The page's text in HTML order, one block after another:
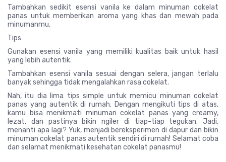
Tambahkan sedikit esensi vanila ke dalam minuman cokelat
panas untuk memberikan aroma yang khas dan mewah pada
minumanmu.
Tips:
Gunakan esensi vanila yang memiliki kualitas baik untuk hasil
yang lebih autentik.
Tambahkan esensi vanila sesuai dengan selera, jangan terlalu
banyak sehingga tidak mengalahkan rasa cokelat.
Nah, itu dia lima tips simple untuk memicu minuman cokelat
panas yang autentik di rumah. Dengan mengikuti tips di atas,
kamu bisa menikmati minuman cokelat panas yang creamy,
lezat, dan pastinya bikin ngiler di tiap-tiap tegukan. Jadi,
menanti apa lagi? Yuk, menjadi bereksperimen di dapur dan bikin
minuman cokelat panas autentik sendiri di rumah! Selamat coba
dan selamat menikmati kesehatan cokelat panasmu!